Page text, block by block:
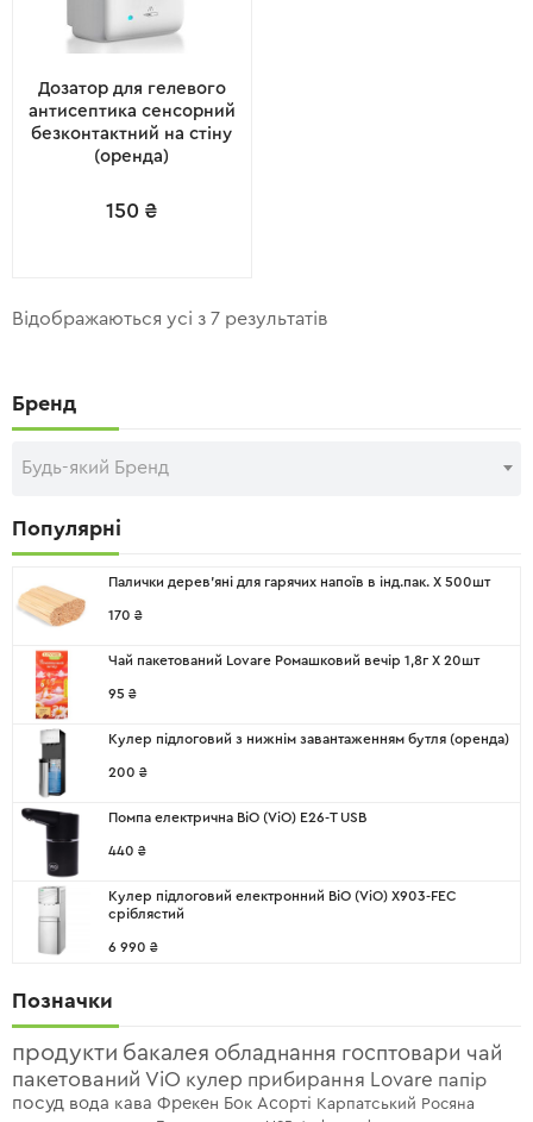
Дозатор для гелевого
антисептика сенсорний
безконтактний на стіну
(оренда)
150 ₴
Відображаються усі з 7 результатів
Бренд
Будь-який Бренд
Популярні
Палички дерев'яні для гарячих напоїв в інд.пак. X 500шт
170 ₴
Чай пакетований Lovare Ромашковий вечір 1,8г X 20шт
95 ₴
Кулер підлоговий з нижнім завантаженням бутля (оренда)
200 ₴
Помпа електрична ВіО (ViO) E26-T USB
440 ₴
Кулер підлоговий електронний ВіО (ViO) X903-FEC
сріблястий
6 990 ₴
Позначки
продукти бакалея обладнання госптовари чай
пакетований ViO кулер прибирання Lovare папір
посуд вода кава Фрекен Бок Асорті Карпатський Росяна